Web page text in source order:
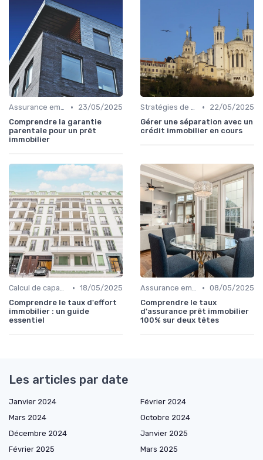
Assurance emprunteur •
23/05/2025
Comprendre la garantie
parentale pour un prêt
immobilier
Stratégies de remboursement •
22/05/2025
Gérer une séparation avec un
crédit immobilier en cours
Calcul de capacité d'emprunt • 18/05/2025
Comprendre le taux d'effort
immobilier : un guide
essentiel
Assurance emprunteur • 08/05/2025
Comprendre le taux
d'assurance prêt immobilier
100% sur deux têtes
Les articles par date
Janvier 2024
Février 2024
Mars 2024
Octobre 2024
Décembre 2024
Janvier 2025
Février 2025
Mars 2025